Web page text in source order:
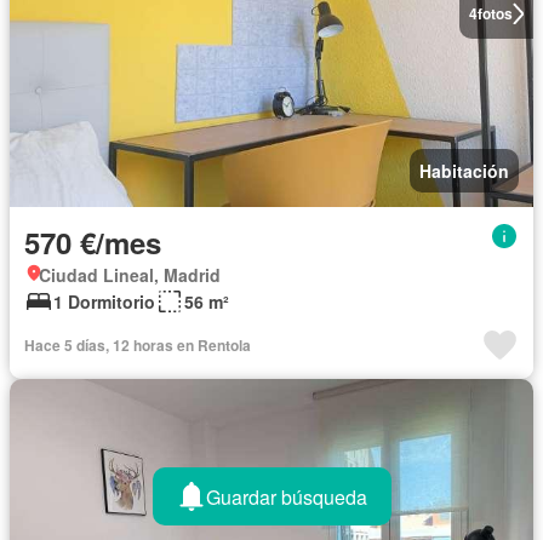
4fotos
Habitación
570 €/mes
Ciudad Lineal, Madrid
1 Dormitorio
56 m²
Hace 5 días, 12 horas en Rentola
Guardar búsqueda